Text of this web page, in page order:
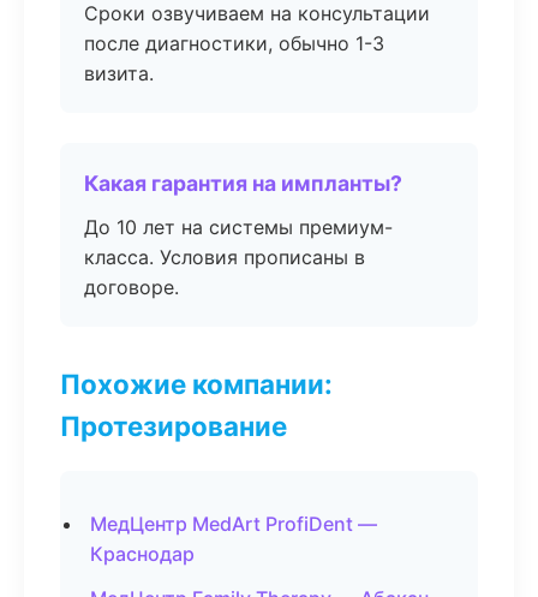
Сроки озвучиваем на консультации
после диагностики, обычно 1-3
визита.
Какая гарантия на импланты?
До 10 лет на системы премиум-
класса. Условия прописаны в
договоре.
Похожие компании:
Протезирование
МедЦентр MedArt ProfiDent —
Краснодар